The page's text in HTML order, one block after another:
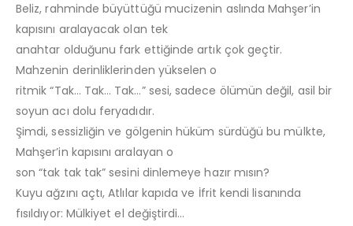
Beliz, rahminde büyüttüğü mucizenin aslında Mahşer’in
kapısını aralayacak olan tek
anahtar olduğunu fark ettiğinde artık çok geçtir.
Mahzenin derinliklerinden yükselen o
ritmik “Tak… Tak… Tak…” sesi, sadece ölümün değil, asil bir
soyun acı dolu feryadıdır.
Şimdi, sessizliğin ve gölgenin hüküm sürdüğü bu mülkte,
Mahşer’in kapısını aralayan o
son “tak tak tak” sesini dinlemeye hazır mısın?
Kuyu ağzını açtı, Atlılar kapıda ve İfrit kendi lisanında
fısıldıyor: Mülkiyet el değiştirdi…